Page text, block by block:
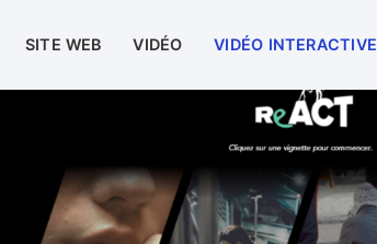
SITE WEB VIDÉO VIDÉO INTERACTIVE